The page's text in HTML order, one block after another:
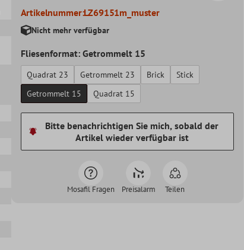
Artikelnummer:LZ69151m_muster
Nicht mehr verfügbar
Fliesenformat: Getrommelt 15
Quadrat 23 Getrommelt 23 Brick
Stick
Getrommelt 15
Quadrat 15
Bitte benachrichtigen Sie mich, sobald der
Artikel wieder verfügbar ist
Mosafil Fragen Preisalarm Teilen